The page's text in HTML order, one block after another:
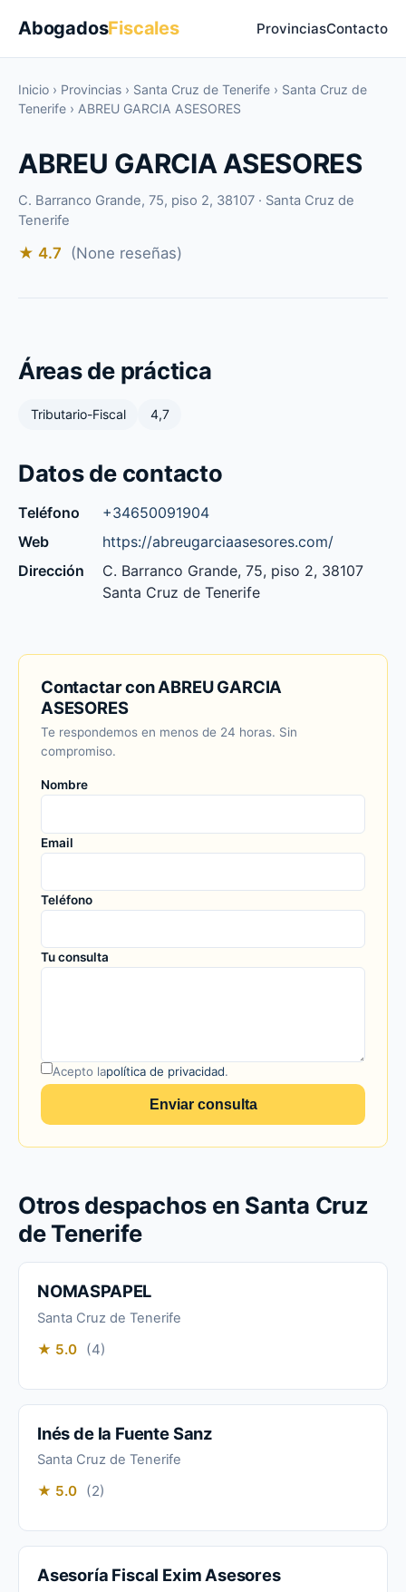
AbogadosFiscales ProvinciasContacto
Inicio › Provincias › Santa Cruz de Tenerife › Santa Cruz de
Tenerife › ABREU GARCIA ASESORES
ABREU GARCIA ASESORES
C. Barranco Grande, 75, piso 2, 38107 · Santa Cruz de
Tenerife
★ 4.7 (None reseñas)
Áreas de práctica
Tributario-Fiscal 4,7
Datos de contacto
Teléfono
+34650091904
Web
https://abreugarciaasesores.com/
Dirección
C. Barranco Grande, 75, piso 2, 38107
Santa Cruz de Tenerife
Contactar con ABREU GARCIA
ASESORES
Te respondemos en menos de 24 horas. Sin
compromiso.
Nombre
Email
Teléfono
Tu consulta
Acepto lapolítica de privacidad.
Enviar consulta
Otros despachos en Santa Cruz
de Tenerife
NOMASPAPEL
Santa Cruz de Tenerife
★ 5.0 (4)
Inés de la Fuente Sanz
Santa Cruz de Tenerife
★ 5.0 (2)
Asesoría Fiscal Exim Asesores